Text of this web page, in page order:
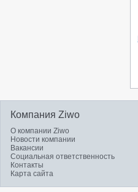
Компания Ziwo
О компании Ziwo
Новости компании
Вакансии
Социальная ответственность
Контакты
Карта сайта